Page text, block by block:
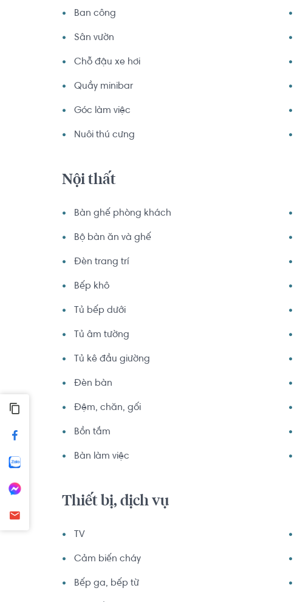
Ban công
Sân vườn
Chỗ đậu xe hơi
Quầy minibar
Góc làm việc
Nuôi thú cưng
Nội thất
Bàn ghế phòng khách
Bộ bàn ăn và ghế
Đèn trang trí
Bếp khô
Tủ bếp dưới
Tủ âm tường
Tủ kê đầu giường
Đèn bàn
Đệm, chăn, gối
Bồn tắm
Bàn làm việc
Thiết bị, dịch vụ
TV
Cảm biến cháy
Bếp ga, bếp từ